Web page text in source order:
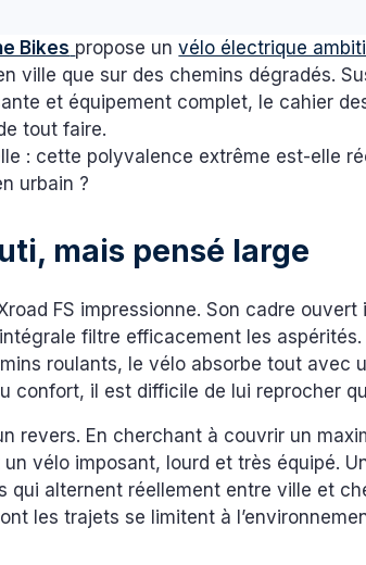
Bikes propose unvélo électrique
ville que sur des chemins dégradés.
et équipement complet, le cahier
tout faire.
: cette polyvalence extrême est-elle
urbain ?
mais pensé large
FS impressionne. Son cadre ouvert
filtre efficacement les
roulants, le vélo absorbe tout avec
confort, il est difficile de lui reprocher
revers. En cherchant à couvrir un
vélo imposant, lourd et très équipé.
qui alternent réellement entre ville et
les trajets se limitent à